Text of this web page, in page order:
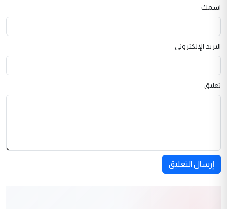
اسمك
البريد الإلكتروني
تعليق
إرسال التعليق